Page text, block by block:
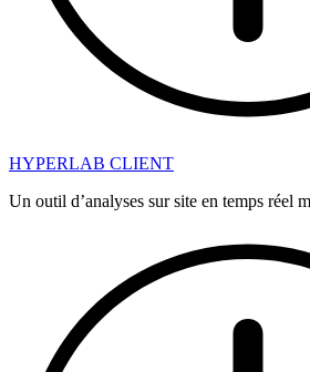
HYPERLAB CLIENT
Un outil d’analyses sur site en temps réel